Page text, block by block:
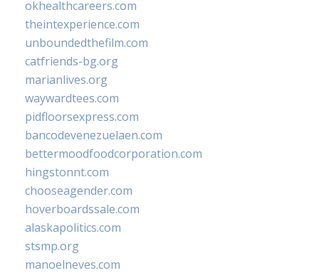
okhealthcareers.com
theintexperience.com
unboundedthefilm.com
catfriends-bg.org
marianlives.org
waywardtees.com
pidfloorsexpress.com
bancodevenezuelaen.com
bettermoodfoodcorporation.com
hingstonnt.com
chooseagender.com
hoverboardssale.com
alaskapolitics.com
stsmp.org
manoelneves.com